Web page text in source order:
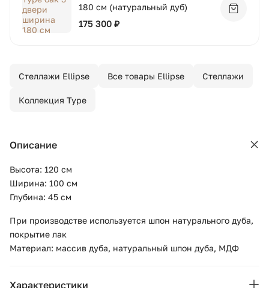
180 см (натуральный дуб)
175 300 ₽
Стеллажи Ellipse Все товары Ellipse Стеллажи
Коллекция Type
Описание
Высота: 120 см
Ширина: 100 см
Глубина: 45 см
При производстве используется шпон натурального дуба,
покрытие лак
Материал: массив дуба, натуральный шпон дуба, МДФ
Характеристики